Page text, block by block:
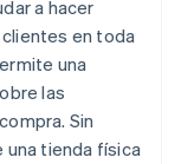
a hacer
en toda
una
las
Sin
una tienda física